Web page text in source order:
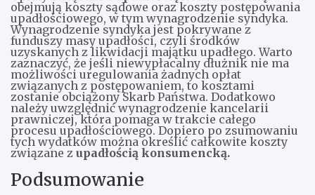
obejmują koszty sądowe oraz koszty postępowania
upadłościowego, w tym wynagrodzenie syndyka.
Wynagrodzenie syndyka jest pokrywane z
funduszy masy upadłości, czyli środków
uzyskanych z likwidacji majątku upadłego. Warto
zaznaczyć, że jeśli niewypłacalny dłużnik nie ma
możliwości uregulowania żadnych opłat
związanych z postępowaniem, to kosztami
zostanie obciążony Skarb Państwa. Dodatkowo
należy uwzględnić wynagrodzenie kancelarii
prawniczej, która pomaga w trakcie całego
procesu upadłościowego. Dopiero po zsumowaniu
tych wydatków można określić całkowite koszty
związane z upadłością konsumencką.
Podsumowanie